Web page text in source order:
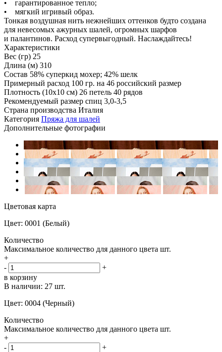
• гарантированное тепло;
• мягкий игривый образ.
Тонкая воздушная нить нежнейших оттенков будто создана
для невесомых ажурных шалей, огромных шарфов
и палантинов. Расход супервыгодный. Наслаждайтесь!
Характеристики
Вес (гр) 25
Длина (м) 310
Состав 58% суперкид мохер; 42% шелк
Примерный расход 100 гр. на 46 российский размер
Плотность (10x10 см) 26 петель 40 рядов
Рекомендуемый размер спиц 3,0-3,5
Страна производства Италия
Категория Пряжа для шалей
Дополнительные фотографии
Цветовая карта
Цвет: 0001 (Белый)
Количество
Максимальное количество для данного цвета шт.
+
-
+
в корзину
В наличии: 27 шт.
Цвет: 0004 (Черный)
Количество
Максимальное количество для данного цвета шт.
+
-
+